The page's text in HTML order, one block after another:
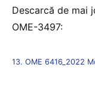
Descarcă de mai
OME-3497:
13. OME 6416_2022